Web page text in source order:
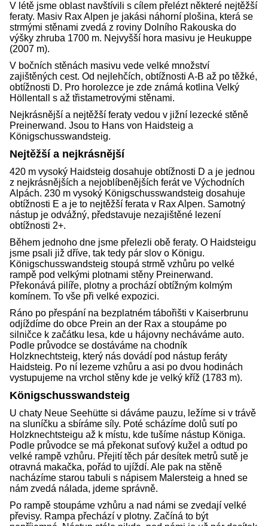
V létě jsme oblast navštívili s cílem přelézt některé nejtěžší
feraty. Masiv Rax Alpen je jakási náhorní plošina, která se
strmými stěnami zvedá z roviny Dolního Rakouska do
výšky zhruba 1700 m. Nejvyšší hora masivu je Heukuppe
(2007 m).
V bočních stěnách masivu vede velké množství
zajištěných cest. Od nejlehčích, obtížnosti A-B až po těžké,
obtížnosti D. Pro horolezce je zde známá kotlina Velký
Höllentall s až třistametrovými stěnami.
Nejkrásnější a nejtěžší feraty vedou v jižní lezecké stěně
Preinerwand. Jsou to Hans von Haidsteig a
Königschusswandsteig.
Nejtěžší a nejkrásnější
420 m vysoký Haidsteig dosahuje obtížnosti D a je jednou
z nejkrásnějších a nejoblíbenějších ferát ve Východních
Alpách. 230 m vysoký Königschusswandsteig dosahuje
obtížnosti E a je to nejtěžší ferata v Rax Alpen. Samotný
nástup je odvážný, představuje nezajištěné lezení
obtížnosti 2+.
Během jednoho dne jsme přelezli obě feraty. O Haidsteigu
jsme psali již dříve, tak tedy pár slov o Königu.
Königschusswandsteig stoupá strmě vzhůru po velké
rampě pod velkými plotnami stěny Preinerwand.
Překonává pilíře, plotny a prochází obtížným kolmým
komínem. To vše při velké expozici.
Ráno po přespání na bezplatném tábořišti v Kaiserbrunu
odjíždíme do obce Prein an der Rax a stoupáme po
silničce k začátku lesa, kde u hájovny necháváme auto.
Podle průvodce se dostáváme na chodník
Holzknechtsteig, který nás dovádí pod nástup feráty
Haidsteig. Po ní lezeme vzhůru a asi po dvou hodinách
vystupujeme na vrchol stěny kde je velký kříž (1783 m).
Königschusswandsteig
U chaty Neue Seehütte si dáváme pauzu, ležíme si v trávě
na sluníčku a sbíráme síly. Poté scházíme dolů sutí po
Holzknechtsteigu až k místu, kde tušíme nástup Königa.
Podle průvodce se má překonat suťový kužel a odtud po
velké rampě vzhůru. Přejití těch pár desítek metrů sutě je
otravná makačka, pořád to ujíždí. Ale pak na stěně
nacházíme starou tabuli s nápisem Malersteig a hned se
nám zvedá nálada, jdeme správně.
Po rampě stoupáme vzhůru a nad námi se zvedají velké
převisy. Rampa přechází v plotny. Začíná to být